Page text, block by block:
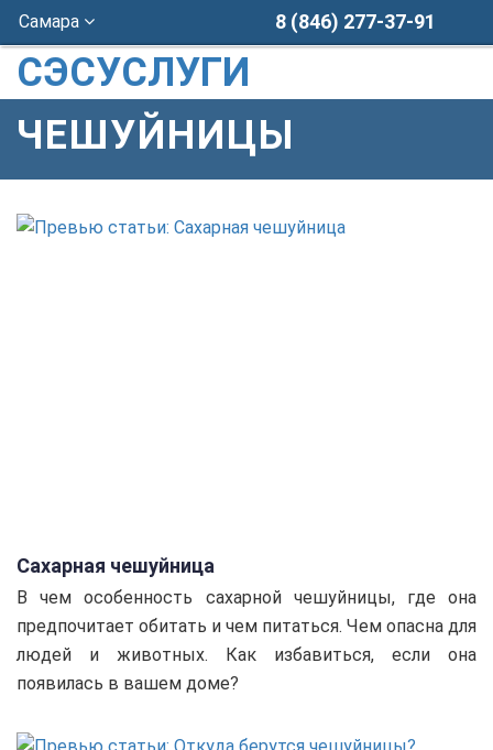
Самара 8 (846) 277-37-91
СЭСУСЛУГИ
ЧЕШУЙНИЦЫ
Сахарная чешуйница
В чем особенность сахарной чешуйницы, где она
предпочитает обитать и чем питаться. Чем опасна для
людей и животных. Как избавиться, если она
появилась в вашем доме?